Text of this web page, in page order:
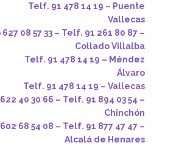
478 14 19 – Puente
Vallecas
08 57 33 – Telf. 91 261 80 87 –
Collado Villalba
478 14 19 – Méndez
Álvaro
478 14 19 – Vallecas
40 30 66 – Telf. 91 894 03 54 –
Chinchón
68 54 08 – Telf. 91 877 47 47 –
Alcalá de Henares